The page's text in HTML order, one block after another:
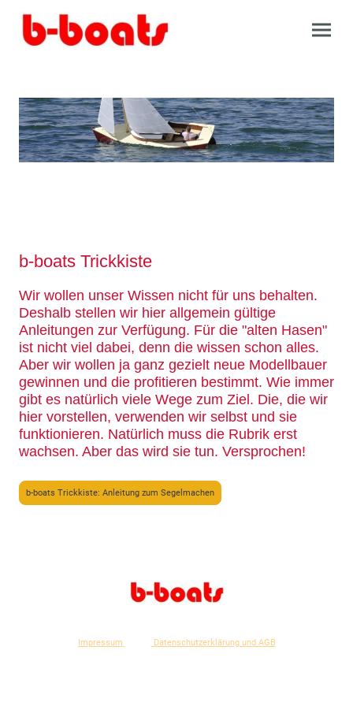
b-boats Trickkiste
Wir wollen unser Wissen nicht für uns behalten.
Deshalb stellen wir hier allgemein gültige
Anleitungen zur Verfügung. Für die "alten Hasen"
ist nicht viel dabei, denn die wissen schon alles.
Aber wir wollen ja ganz gezielt neue Modellbauer
gewinnen und die profitieren bestimmt. Wie immer
gibt es natürlich viele Wege zum Ziel. Die, die wir
hier vorstellen, verwenden wir selbst und sie
funktionieren. Natürlich muss die Rubrik erst
wachsen. Aber das wird sie tun. Versprochen!
b-boats Trickkiste: Anleitung zum Segelmachen
Impressum
Datenschutzerklärung und AGB